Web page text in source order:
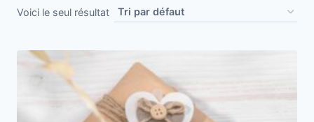
Voici le seul résultat